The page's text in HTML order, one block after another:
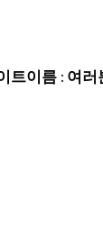
트이름 : 여